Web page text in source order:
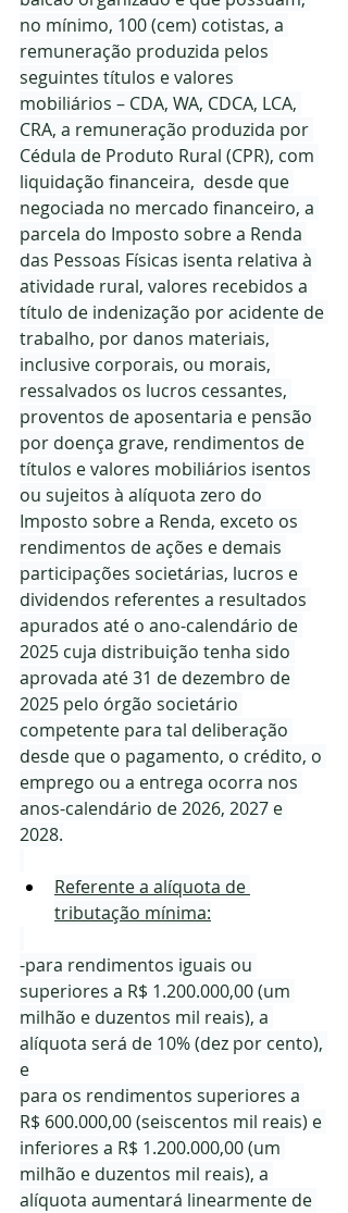
no mínimo, 100 (cem) cotistas, a
remuneração produzida pelos
seguintes títulos e valores
mobiliários – CDA, WA, CDCA, LCA,
CRA, a remuneração produzida por
Cédula de Produto Rural (CPR), com
liquidação financeira,  desde que
negociada no mercado financeiro, a
parcela do Imposto sobre a Renda
das Pessoas Físicas isenta relativa à
atividade rural, valores recebidos a
título de indenização por acidente de
trabalho, por danos materiais,
inclusive corporais, ou morais,
ressalvados os lucros cessantes,
proventos de aposentaria e pensão
por doença grave, rendimentos de
títulos e valores mobiliários isentos
ou sujeitos à alíquota zero do
Imposto sobre a Renda, exceto os
rendimentos de ações e demais
participações societárias, lucros e
dividendos referentes a resultados
apurados até o ano-calendário de
2025 cuja distribuição tenha sido
aprovada até 31 de dezembro de
2025 pelo órgão societário
competente para tal deliberação
desde que o pagamento, o crédito, o
emprego ou a entrega ocorra nos
anos-calendário de 2026, 2027 e
2028.
Referente a alíquota de
tributação mínima:
-para rendimentos iguais ou
superiores a R$ 1.200.000,00 (um
milhão e duzentos mil reais), a
alíquota será de 10% (dez por cento),
e
para os rendimentos superiores a
R$ 600.000,00 (seiscentos mil reais) e
inferiores a R$ 1.200.000,00 (um
milhão e duzentos mil reais), a
alíquota aumentará linearmente de